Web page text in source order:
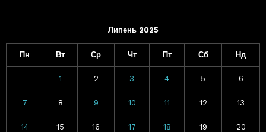
Липень 2025
Пн Вт Ср Чт Пт Сб Нд
1 2 3 4 5 6
7 8 9 10 11 12 13
14 15 16 17 18 19 20